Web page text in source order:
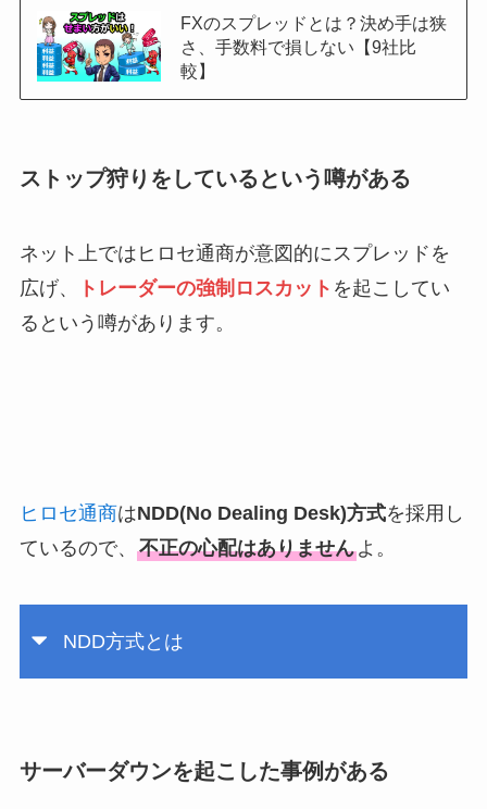
FXのスプレッドとは？決め手は狭
さ、手数料で損しない【9社比
較】
ストップ狩りをしているという噂がある
ネット上ではヒロセ通商が意図的にスプレッドを
広げ、
トレーダーの強制ロスカット を起こしてい
るという噂があります。
ヒロセ通商はNDD(No Dealing Desk)方式を採用し
ているので、 不正の心配はありませんよ。
NDD方式とは
サーバーダウンを起こした事例がある